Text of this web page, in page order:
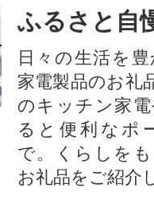
ふるさと自
日々の生活を
家電製品のお礼
のキッチン家
ると便利なポ
で。くらしを
お礼品をご紹介